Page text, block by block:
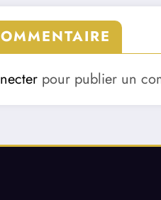
pour publier un